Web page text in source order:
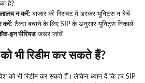
है?
लालच न करें: बाजार की गिरावट में डरकर यूनिट्स न बेचें
करें: टैक्स बचाने के लिए SIP के अनुसार यूनिट्स निकालें
इन पीरियडजरूर जांचें
भी रिडीम कर सकते हैं?
को भी रिडीम कर सकते हैं। लेकिन ध्यान दें कि हर SIP